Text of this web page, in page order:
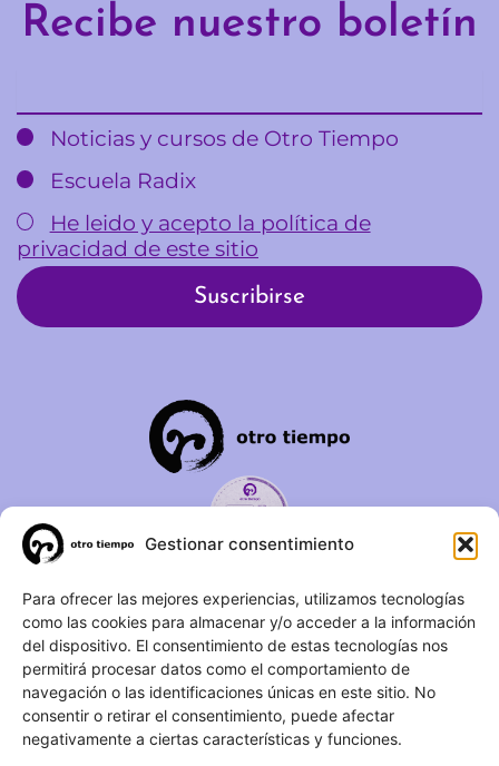
Gestionar consentimiento
Para ofrecer las mejores experiencias, utilizamos tecnologías
como las cookies para almacenar y/o acceder a la información
del dispositivo. El consentimiento de estas tecnologías nos
permitirá procesar datos como el comportamiento de
navegación o las identificaciones únicas en este sitio. No
consentir o retirar el consentimiento, puede afectar
negativamente a ciertas características y funciones.
Recibe nuestro boletín
Noticias y cursos de Otro Tiempo
Escuela Radix
He leido y acepto la política de
privacidad de este sitio
C/ Duque de Fernán Núñez,
2 – 1ºA 28012 – Madrid
(+34) 623 183 283
info@otrotiempo.org